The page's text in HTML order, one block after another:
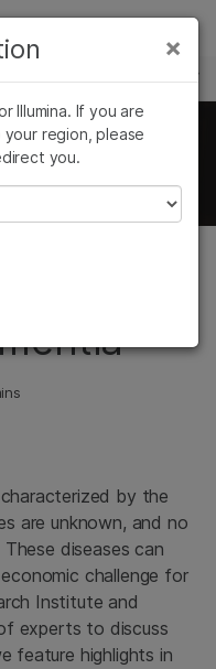
Podcast
Risk
by the
are unknown, and no
diseases can
challenge for
Institute and
experts to discuss
feature highlights in
×
Illumina. If you are
region, please
you.
×
임상 종양학 연구
생식 보건 연구
연구